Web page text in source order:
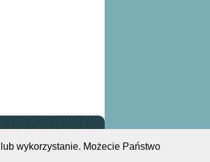
wykorzystanie. Możecie Państwo